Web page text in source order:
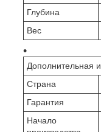
Глубина
Вес
Дополнительная
Страна
Гарантия
Начало